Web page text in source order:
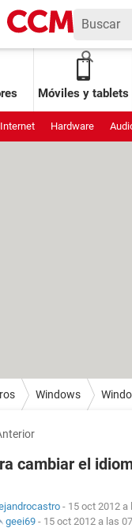
Móviles y tablets
Internet Hardware
Windows
cambiar el
- 15 oct 2012 a
geei69 - 15 oct 2012 a las